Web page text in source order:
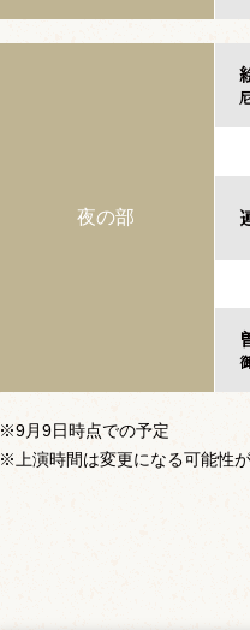
夜の部
※9月9日時点での予定
※上演時間は変更になる可能性が